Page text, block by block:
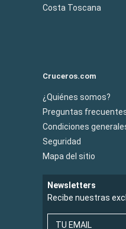
Costa Toscana
Cruceros.com
¿Quiénes somos?
Preguntas
Condiciones
Seguridad
Mapa del sitio
Newsletters
Recibe nuestras
TU EMAIL